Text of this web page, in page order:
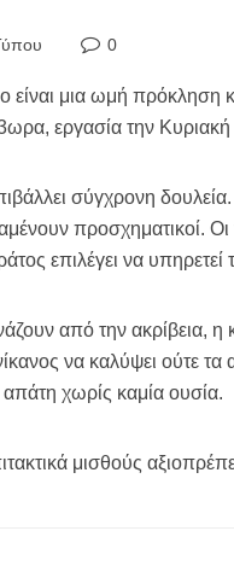
0
είναι μια ωμή
εργασία την Κυριακή
σύγχρονη
προσχηματικοί.
επιλέγει να
από την ακρίβεια,
να καλύψει ούτε
χωρίς καμία ουσία.
μισθούς